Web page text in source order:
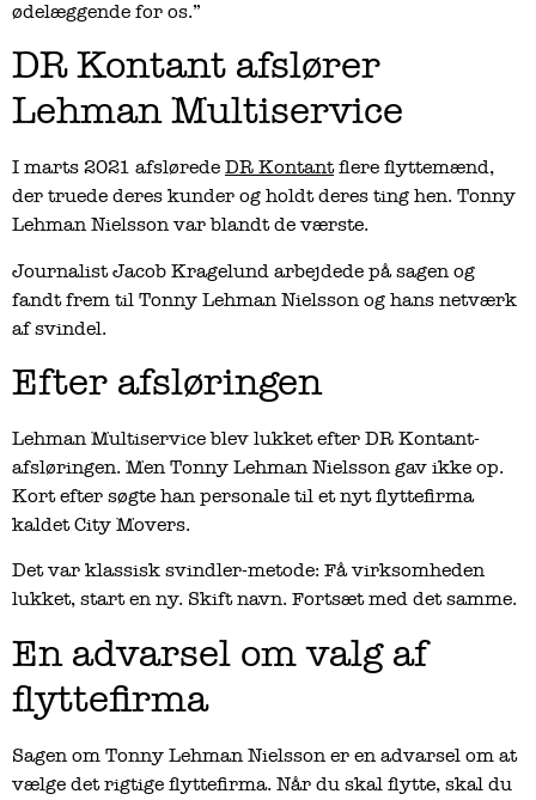
ødelæggende for os.”
DR Kontant afslører
Lehman Multiservice
I marts 2021 afslørede DR Kontantflere flyttemænd,
der truede deres kunder og holdt deres ting hen. Tonny
Lehman Nielsson var blandt de værste.
Journalist Jacob Kragelund arbejdede på sagen og
fandt frem til Tonny Lehman Nielsson og hans netværk
af svindel.
Efter afsløringen
Lehman Multiservice blev lukket efter DR Kontant-
afsløringen. Men Tonny Lehman Nielsson gav ikke op.
Kort efter søgte han personale til et nyt flyttefirma
kaldet City Movers.
Det var klassisk svindler-metode: Få virksomheden
lukket, start en ny. Skift navn. Fortsæt med det samme.
En advarsel om valg af
flyttefirma
Sagen om Tonny Lehman Nielsson er en advarsel om at
vælge det rigtige flyttefirma. Når du skal flytte, skal du